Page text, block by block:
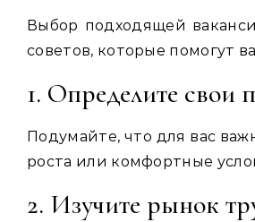
Выбор подходящей
советов, которые помогут
1. Определите свои
Подумайте, что для вас
роста или комфортные
2. Изучите рынок